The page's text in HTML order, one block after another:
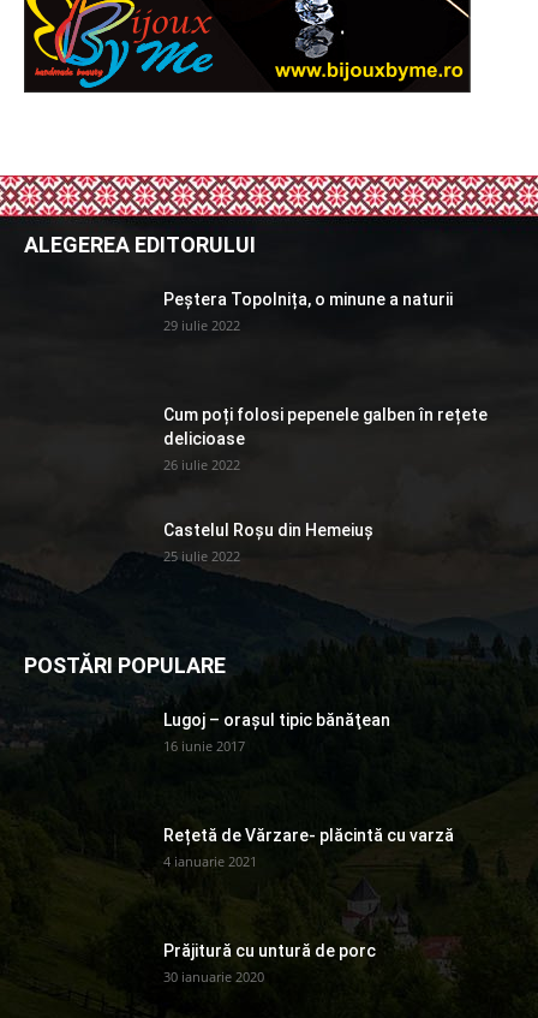
ALEGEREA EDITORULUI
Peștera Topolnița, o minune a naturii
29 iulie 2022
Cum poți folosi pepenele galben în rețete
delicioase
26 iulie 2022
Castelul Roșu din Hemeiuș
25 iulie 2022
POSTĂRI POPULARE
Lugoj – orașul tipic bănăţean
16 iunie 2017
Rețetă de Vărzare- plăcintă cu varză
4 ianuarie 2021
Prăjitură cu untură de porc
30 ianuarie 2020